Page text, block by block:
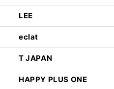
LEE
eclat
T JAPAN
HAPPY PLUS ONE